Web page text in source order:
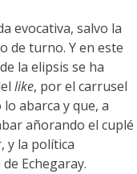
evocativa, salvo la
de turno. Y en este
la elipsis se ha
like, por el carrusel
abarca y que, a
añorando el cuplé
y la política
Echegaray.